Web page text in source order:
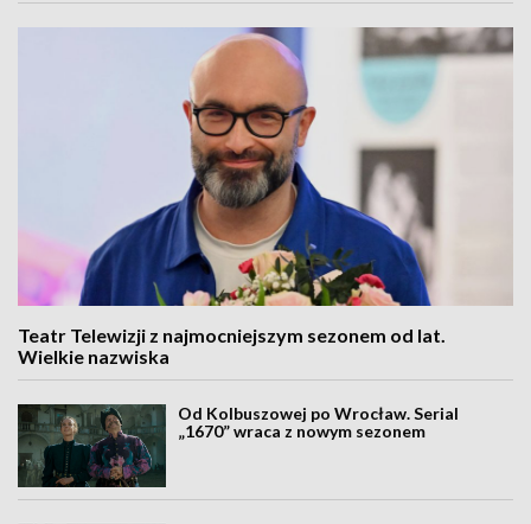
Teatr Telewizji z najmocniejszym sezonem od lat.
Wielkie nazwiska
Od Kolbuszowej po Wrocław. Serial
„1670” wraca z nowym sezonem